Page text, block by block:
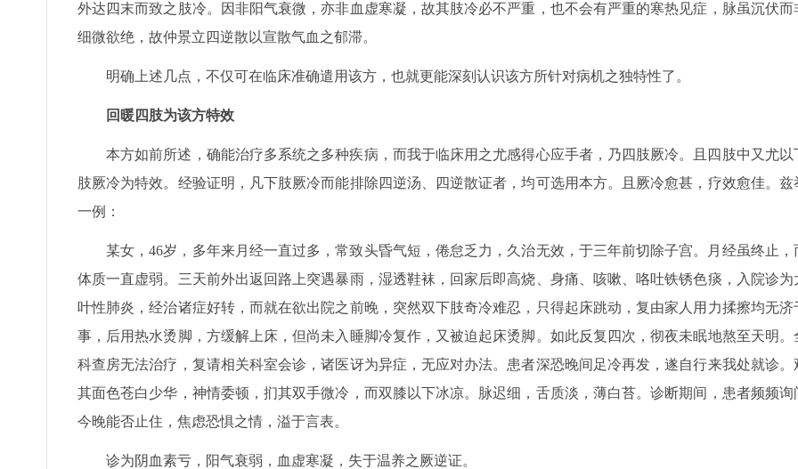
外达四末而致之肢冷。因非阳气衰微，亦非血虚寒凝，故其肢冷必不严重，也不会有严重的寒热见症，脉虽沉伏而
细微欲绝，故仲景立四逆散以宣散气血之郁滞。
明确上述几点，不仅可在临床准确遣用该方，也就更能深刻认识该方所针对病机之独特性了。
回暖四肢为该方特效
本方如前所述，确能治疗多系统之多种疾病，而我于临床用之尤感得心应手者，乃四肢厥冷。且四肢中又尤以
肢厥冷为特效。经验证明，凡下肢厥冷而能排除四逆汤、四逆散证者，均可选用本方。且厥冷愈甚，疗效愈佳。兹
一例：
某女，46岁，多年来月经一直过多，常致头昏气短，倦怠乏力，久治无效，于三年前切除子宫。月经虽终止，
体质一直虚弱。三天前外出返回路上突遇暴雨，湿透鞋袜，回家后即高烧、身痛、咳嗽、咯吐铁锈色痰，入院诊为
叶性肺炎，经治诸症好转，而就在欲出院之前晚，突然双下肢奇冷难忍，只得起床跳动，复由家人用力揉擦均无济
事，后用热水烫脚，方缓解上床，但尚未入睡脚冷复作，又被迫起床烫脚。如此反复四次，彻夜未眠地熬至天明。
科查房无法治疗，复请相关科室会诊，诸医讶为异症，无应对办法。患者深恐晚间足冷再发，遂自行来我处就诊。
其面色苍白少华，神情委顿，扪其双手微冷，而双膝以下冰凉。脉迟细，舌质淡，薄白苔。诊断期间，患者频频询
今晚能否止住，焦虑恐惧之情，溢于言表。
诊为阴血素亏，阳气衰弱，血虚寒凝，失于温养之厥逆证。